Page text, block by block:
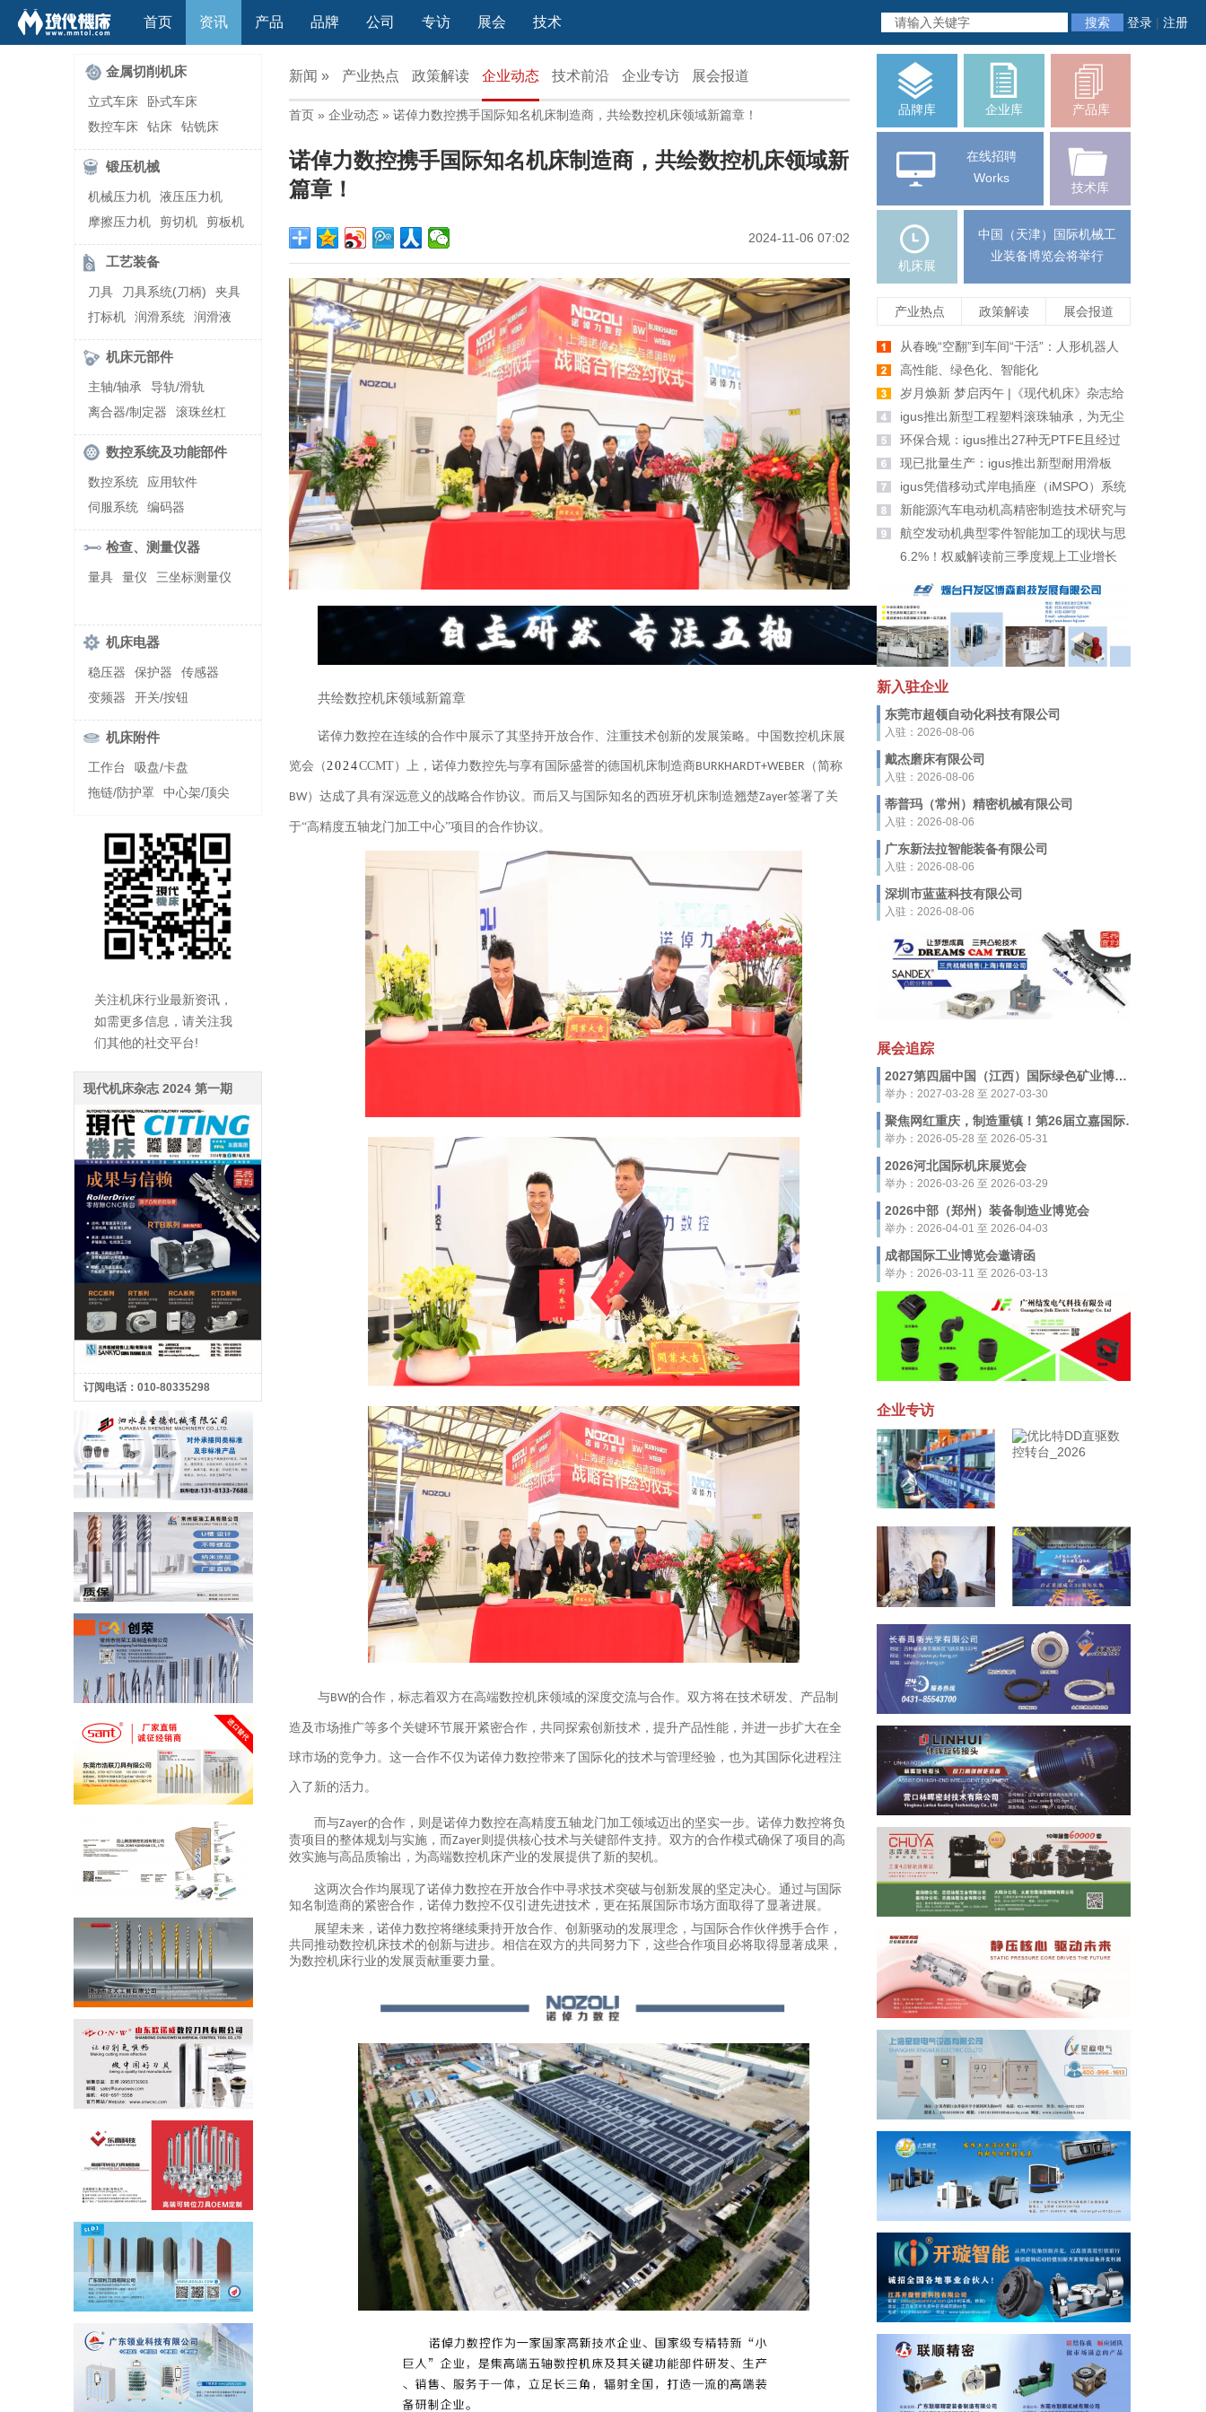
首页 资讯 产品 品牌 公司 专访 展会 技术 搜索 登录 | 注册
金属切削机床
立式车床
卧式车床
数控车床
钻床
钻铣床
立式镗(铣)床
卧式镗(铣)床
龙门铣镗床
立式铣床
卧式铣床
雕刻机
平面磨床
外圆磨床
内圆磨床
龙门磨床
滚齿机\铣齿机
刨床
带锯床
车削加工中心
立式加工中心
卧式加工中心
龙门加工中心
激光快速成型
组合机床
螺纹加工机床
锻压机械
机械压力机
液压压力机
摩擦压力机
剪切机
剪板机
自动锻压机
折弯机
弯管机
快速成型机
工艺装备
刀具 刀具系统(刀柄)
夹具
打标机
润滑系统
润滑液
切削液
刃磨机
机床元部件
主轴/轴承
导轨/滑轨
离合器/制定器
滚珠丝杠
齿轮/减速器
数控系统及功能部件
数控系统
应用软件
伺服系统
编码器
检查、测量仪器
量具 量仪 三坐标测量仪
机床电器
稳压器 保护器
传感器
变频器
开关/按钮
机床附件
工作台
吸盘/卡盘
拖链/防护罩
中心架/顶尖
关注机床行业最新资讯，
如需更多信息，请关注我
们其他的社交平台!
现代机床杂志 2024 第一期
订阅电话：010-80335298
新闻 » 产业热点 政策解读 企业动态 技术前沿 企业专访 展会报道
首页 » 企业动态 » 诺倬力数控携手国际知名机床制造商，共绘数控机床领域新篇章！
诺倬力数控携手国际知名机床制造商，共绘数控机床领域新
篇章！
2024-11-06 07:02
共绘数控机床领域新篇章
诺倬力数控在连续的合作中展示了其坚持开放合作、注重技术创新的发展策略。中国数控机床展
览会（ 2024CCMT）上，诺倬力数控先与享有国际盛誉的德国机床制造商BURKHARDT+WEBER （简称
BW）达成了具有深远意义的战略合作协议。而后又与国际知名的西班牙机床制造翘楚Zayer签署了关
于“高精度五轴龙门加工中心”项目的合作协议。
与BW的合作，标志着双方在高端数控机床领域的深度交流与合作。双方将在技术研发、产品制
造及市场推广等多个关键环节展开紧密合作，共同探索创新技术，提升产品性能，并进一步扩大在全
球市场的竞争力。这一合作不仅为诺倬力数控带来了国际化的技术与管理经验，也为其国际化进程注
入了新的活力。
而与Zayer的合作，则是诺倬力数控在高精度五轴龙门加工领域迈出的坚实一步。诺倬力数控将负
责项目的整体规划与实施，而Zayer则提供核心技术与关键部件支持。双方的合作模式确保了项目的高
效实施与高品质输出，为高端数控机床产业的发展提供了新的契机。
这两次合作均展现了诺倬力数控在开放合作中寻求技术突破与创新发展的坚定决心。通过与国际
知名制造商的紧密合作，诺倬力数控不仅引进先进技术，更在拓展国际市场方面取得了显著进展。
展望未来，诺倬力数控将继续秉持开放合作、创新驱动的发展理念，与国际合作伙伴携手合作，
共同推动数控机床技术的创新与进步。相信在双方的共同努力下，这些合作项目必将取得显著成果，
为数控机床行业的发展贡献重要力量。
品牌库 企业库 产品库
在线招聘
Works
技术库
机床展
中国（天津）国际机械工
业装备博览会将举行
产业热点 政策解读 展会报道
从春晚“空翻”到车间“干活”：人形机器人
爆发前夕，机床行业如何牵手未来智造
高性能、绿色化、智能化
岁月焕新 梦启丙午 |《现代机床》杂志给
大家拜年啦！
igus推出新型工程塑料滚珠轴承，为无尘
室带来更高安全性
环保合规：igus推出27种无PTFE且经过
PFAS检测的新材料
现已批量生产：igus推出新型耐用滑板
轮、滑轮及滚轮适配器
igus凭借移动式岸电插座（iMSPO）系统
荣获“年度海事创新者”奖
新能源汽车电动机高精密制造技术研究与
应用航空发动机典型零件智能加工的现状与思
6.2%！权威解读前三季度规上工业增长
新入驻企业
东莞市超领自动化科技有限公司
入驻：2026-08-06
戴杰磨床有限公司
入驻：2026-08-06
蒂普玛（常州）精密机械有限公司
入驻：2026-08-06
广东新法拉智能装备有限公司
入驻：2026-08-06
深圳市蓝蓝科技有限公司
入驻：2026-08-06
展会追踪
2027第四届中国（江西）国际绿色矿业博览会
举办：2027-03-28 至 2027-03-30
聚焦网红重庆，制造重镇！第26届立嘉国际智能装备展览会，5月28-31日启幕
举办：2026-05-28 至 2026-05-31
2026河北国际机床展览会
举办：2026-03-26 至 2026-03-29
2026中部（郑州）装备制造业博览会
举办：2026-04-01 至 2026-04-03
成都国际工业博览会邀请函
举办：2026-03-11 至 2026-03-13
企业专访